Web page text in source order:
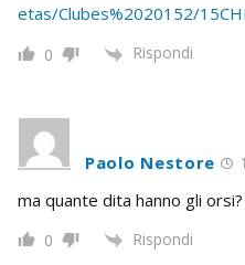
etas/Clubes%2020152/
0 Rispondi
Paolo Nestore
ma quante dita hanno gli orsi?
0 Rispondi